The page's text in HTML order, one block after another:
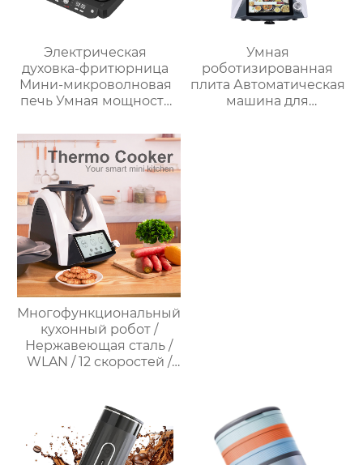
Электрическая
духовка-фритюрница
Мини-микроволновая
печь Умная мощность
с умной плитой
серебристого цвета с
цифровым ЖК-
дисплеем объемом 6
литров двойной
Умная
роботизированная
плита Автоматическая
машина для
Многофункциональный
кухонный робот /
Нержавеющая сталь /
WLAN / 12 скоростей /
Предустановленные
рецепты / Миксер